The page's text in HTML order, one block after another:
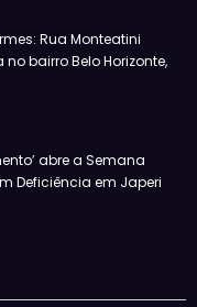
Rua Monteatini
bairro Belo Horizonte,
abre a Semana
Deficiência em Japeri